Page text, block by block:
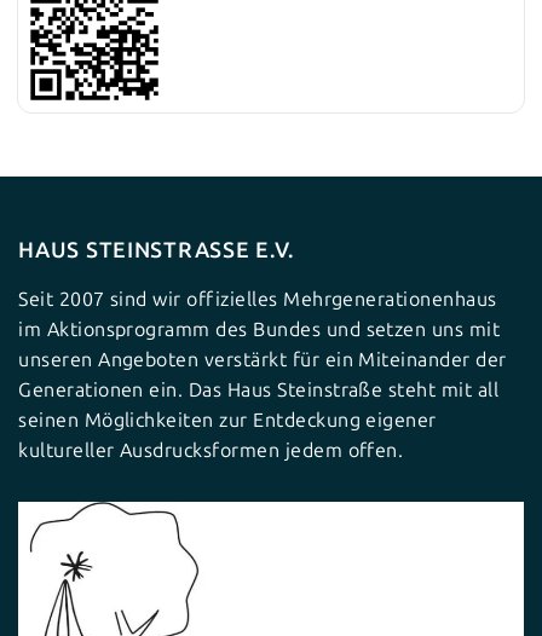
HAUS STEINSTRASSE E.V.
Seit 2007 sind wir offizielles Mehrgenerationenhaus
im Aktionsprogramm des Bundes und setzen uns mit
unseren Angeboten verstärkt für ein Miteinander der
Generationen ein. Das Haus Steinstraße steht mit all
seinen Möglichkeiten zur Entdeckung eigener
kultureller Ausdrucksformen jedem offen.